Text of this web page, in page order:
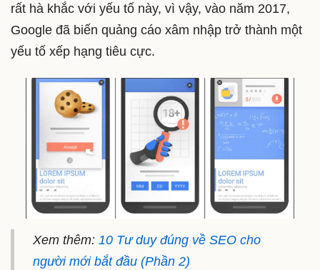
rất hà khắc với yếu tố này, vì vậy, vào năm 2017,
Google đã biến quảng cáo xâm nhập trở thành một
yếu tố xếp hạng tiêu cực.
Xem thêm: 10 Tư duy đúng về SEO cho
người mới bắt đầu (Phần 2)